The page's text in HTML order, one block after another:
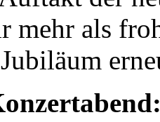
mehr als